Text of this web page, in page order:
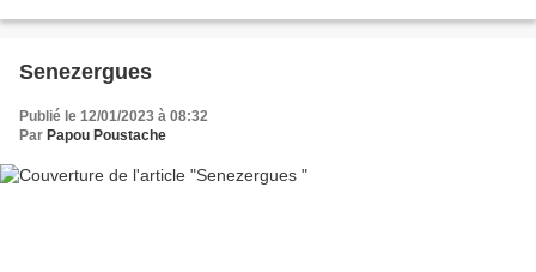
Senezergues
Publié le 12/01/2023 à 08:32
Par Papou Poustache